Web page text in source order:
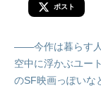
ポスト
――今作は暮らす人
空中に浮かぶユー
のSF映画っぽいな